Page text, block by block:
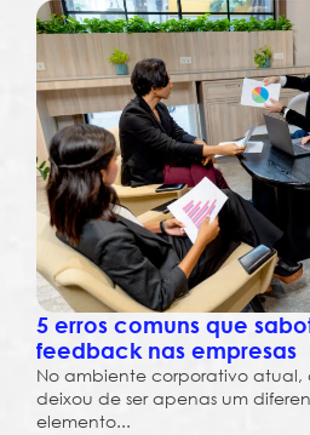
5 erros comuns que
feedback nas empresas
No ambiente corporativo
deixou de ser apenas um
elemento...